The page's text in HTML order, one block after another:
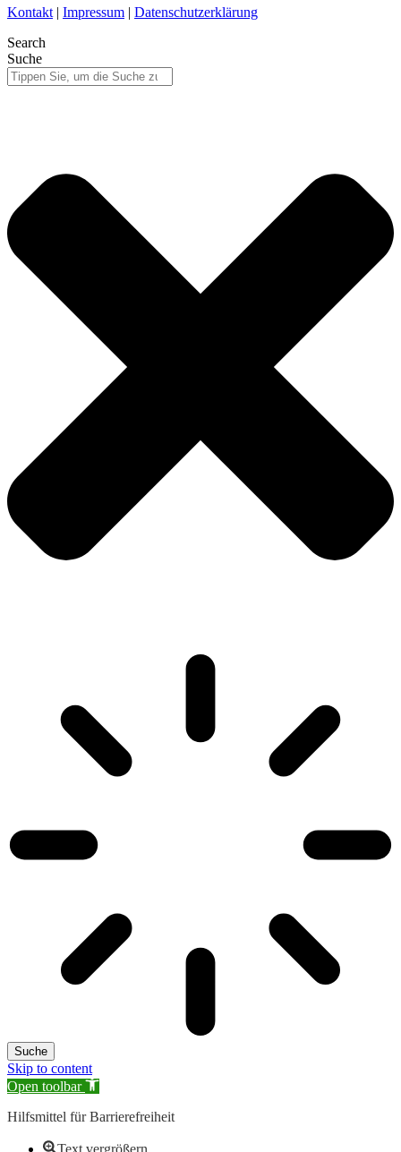
Kontakt | Impressum | Datenschutzerklärung
Search
Suche
Suche
Skip to content
Open toolbar
Hilfsmittel für Barrierefreiheit